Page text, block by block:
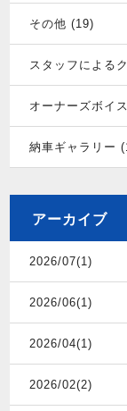
その他 (19)
スタッフによる
オーナーズボイ
納車ギャラリー
アーカイブ
2026/07(1)
2026/06(1)
2026/04(1)
2026/02(2)